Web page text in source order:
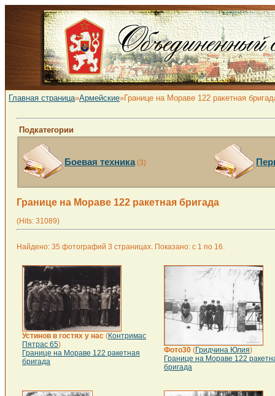
Главная страница»Армейские»Границе на Мораве 122 ракетная
Подкатегории
Боевая техника(3)
Границе на Мораве 122 ракетная бригада
(Hits: 31089)
Найдено: 35 фотографий 3 страницах. Показано: с 1 по 16.
Устинов в гостях у нас (Контримас
Пятрас 65)
Границе на Мораве 122 ракетная
бригада
Фото30 (Гридчина Юлия)
Границе на Мораве 122
бригада